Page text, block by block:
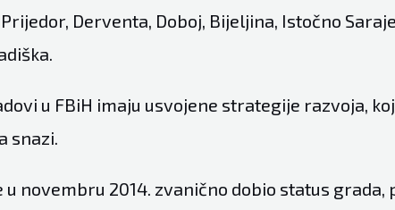
Derventa, Doboj, Bijeljina, Istočno
u FBiH imaju usvojene strategije razvoja,
snazi.
u novembru 2014. zvanično dobio status grada,